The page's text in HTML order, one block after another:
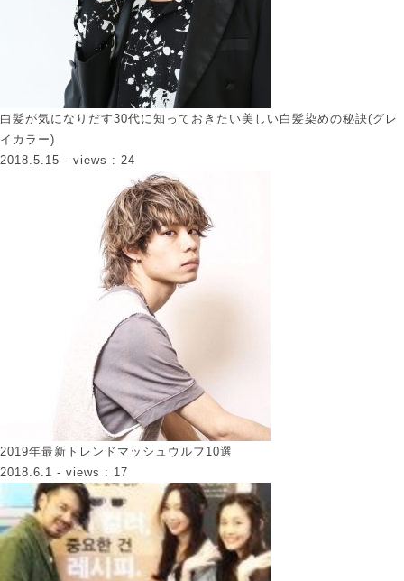
白髪が気になりだす30代に知っておきたい美しい白髪染めの秘訣(グレ
イカラー)
2018.5.15 - views : 24
2019年最新トレンドマッシュウルフ10選
2018.6.1 - views : 17